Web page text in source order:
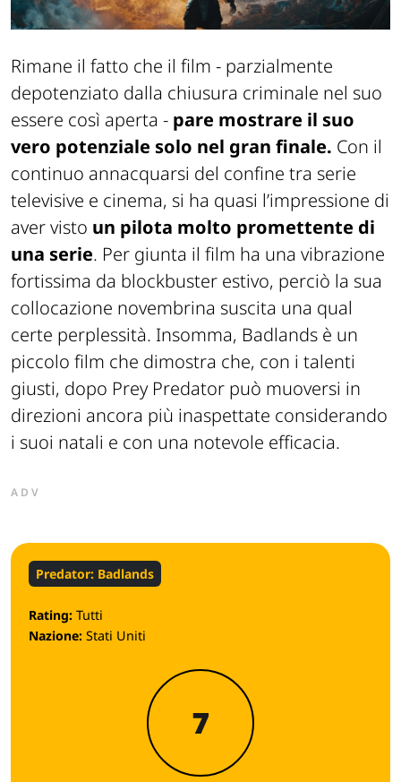
Rimane il fatto che il film - parzialmente
depotenziato dalla chiusura criminale nel suo
essere così aperta - pare mostrare il suo
vero potenziale solo nel gran finale. Con il
continuo annacquarsi del confine tra serie
televisive e cinema, si ha quasi l’impressione di
aver visto un pilota molto promettente di
una serie. Per giunta il film ha una vibrazione
fortissima da blockbuster estivo, perciò la sua
collocazione novembrina suscita una qual
certe perplessità. Insomma, Badlands è un
piccolo film che dimostra che, con i talenti
giusti, dopo Prey Predator può muoversi in
direzioni ancora più inaspettate considerando
i suoi natali e con una notevole efficacia.
ADV
Predator: Badlands
Rating: Tutti
Nazione: Stati Uniti
7